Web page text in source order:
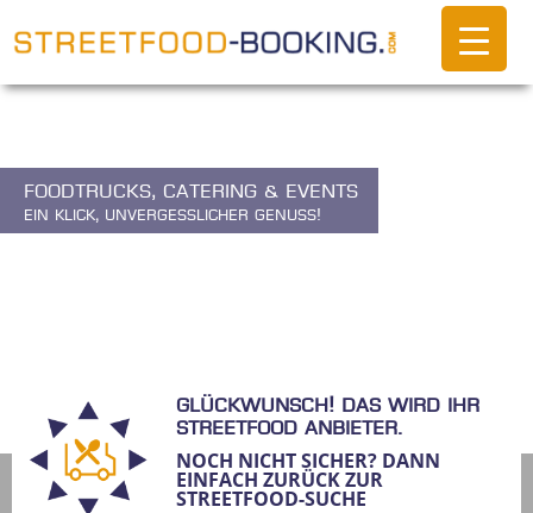
Foodtrucks, Catering & Events
Ein Klick, unvergesslicher Genuss!
Glückwunsch! Das wird ihr
Streetfood Anbieter.
NOCH NICHT SICHER? DANN
EINFACH ZURÜCK ZUR
STREETFOOD-SUCHE